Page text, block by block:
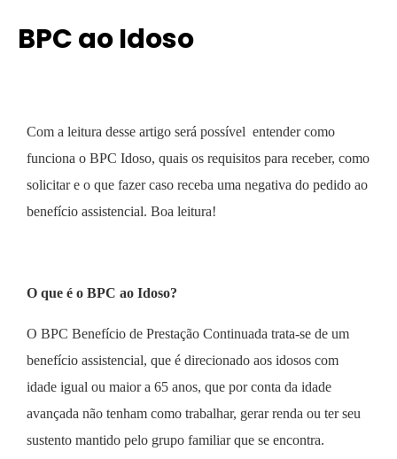
BPC ao Idoso
Com a leitura desse artigo será possível entender como
funciona o BPC Idoso, quais os requisitos para receber, como
solicitar e o que fazer caso receba uma negativa do pedido ao
benefício assistencial. Boa leitura!
O que é o BPC ao Idoso?
O BPC Benefício de Prestação Continuada trata-se de um
benefício assistencial, que é direcionado aos idosos com
idade igual ou maior a 65 anos, que por conta da idade
avançada não tenham como trabalhar, gerar renda ou ter seu
sustento mantido pelo grupo familiar que se encontra.